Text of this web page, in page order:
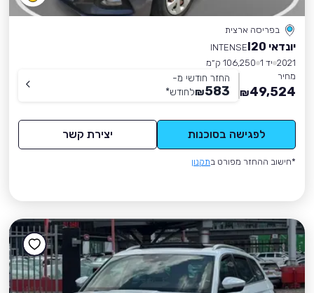
בפריסה ארצית
יונדאי I20
INTENSE
2021 יד 1
106,250 ק״מ
מחיר
49,524
₪
החזר חודשי מ-
583
₪לחודש*
לפגישה בסוכנות יצירת קשר
*חישוב ההחזר מפורט בתקנון